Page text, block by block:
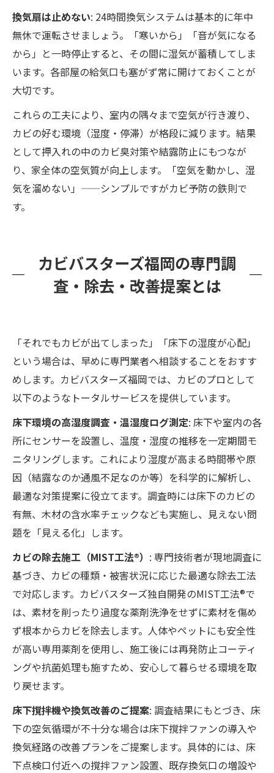
換気扇は止めない: 24時間換気システムは基本的に年中
無休で運転させましょう。「寒いから」「音が気になる
から」と一時停止すると、その間に湿気が蓄積してしま
います。各部屋の給気口も塞がず常に開けておくことが
大切です。
これらの工夫により、室内の隅々まで空気が行き渡り、
カビの好む環境（湿度・停滞）が格段に減ります。結果
として押入れの中のカビ臭対策や結露防止にもつなが
り、家全体の空気質が向上します。「空気を動かし、湿
気を溜めない」——シンプルですがカビ予防の鉄則で
す。
カビバスターズ福岡の専門調
査・除去・改善提案とは
「それでもカビが出てしまった」「床下の湿度が心配」
という場合は、早めに専門業者へ相談することをおすす
めします。カビバスターズ福岡では、カビのプロとして
以下のようなトータルサービスを提供しています。
床下環境の高湿度調査・温湿度ログ測定: 床下や室内の各
所にセンサーを設置し、温度・湿度の推移を一定期間モ
ニタリングします。これにより湿度が高まる時間帯や原
因（結露なのか通風不足なのか等）を科学的に解析し、
最適な対策提案に役立てます。調査時には床下のカビの
有無、木材の含水率チェックなども実施し、見えない問
題を「見える化」します。
カビの除去施工（MIST工法®） : 専門技術者が現地調査に
基づき、カビの種類・被害状況に応じた最適な除去工法
で対応します。カビバスターズ独自開発のMIST工法®で
は、素材を削ったり過度な薬剤洗浄をせずに素材を傷め
ず根本からカビを除去します。人体やペットにも安全性
が高い専用薬剤を使用し、施工後には再発防止コーティ
ングや抗菌処理も施すため、安心して暮らせる環境を取
り戻せます。
床下撹拌機や換気改善のご提案: 調査結果にもとづき、床
下の空気循環が不十分な場合は床下撹拌ファンの導入や
換気経路の改善プランをご提案します。具体的には、床
下点検口付近への撹拌ファン設置、既存換気口の増設や